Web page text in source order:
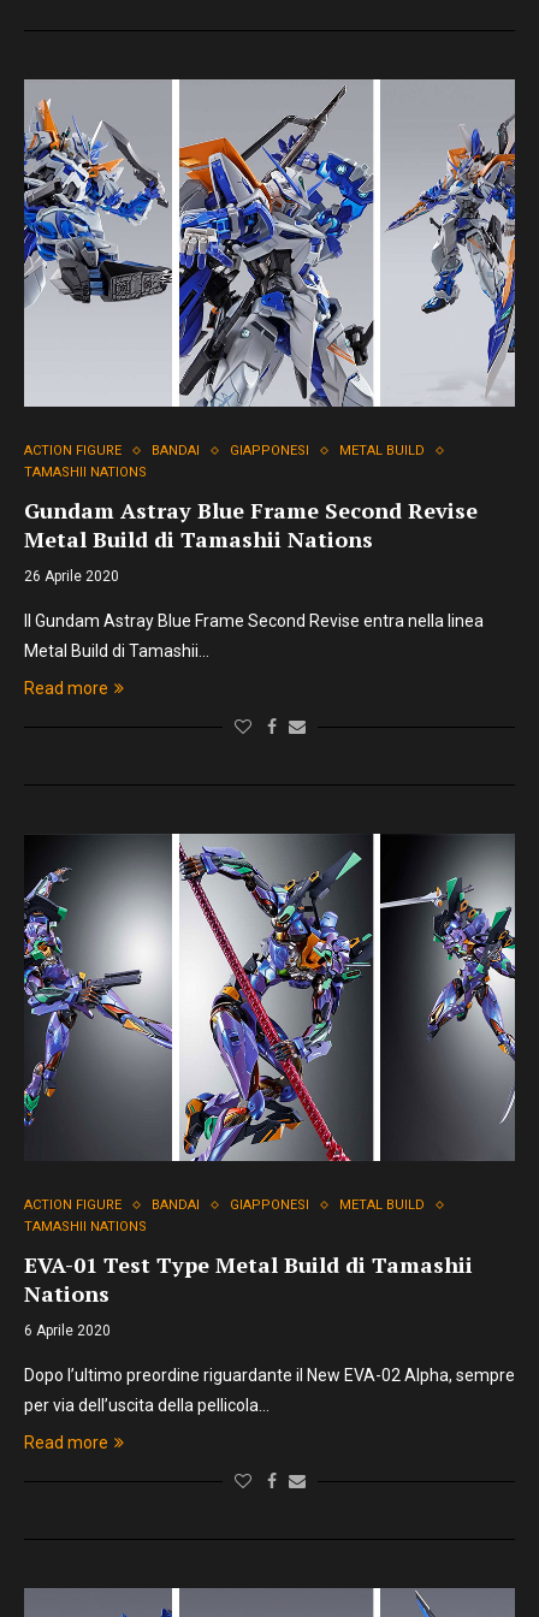
ACTION FIGURE BANDAI GIAPPONESI
METAL BUILD
TAMASHII NATIONS
Gundam Astray Blue Frame Second Revise
Metal Build di Tamashii Nations
26 Aprile 2020
Il Gundam Astray Blue Frame Second Revise entra nella linea
Metal Build di Tamashii…
Read more
ACTION FIGURE BANDAI GIAPPONESI
METAL BUILD
TAMASHII NATIONS
EVA-01 Test Type Metal Build di Tamashii
Nations
6 Aprile 2020
Dopo l’ultimo preordine riguardante il New EVA-02 Alpha, sempre
per via dell’uscita della pellicola…
Read more